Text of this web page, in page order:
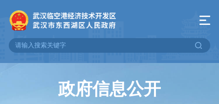
政府信息公开